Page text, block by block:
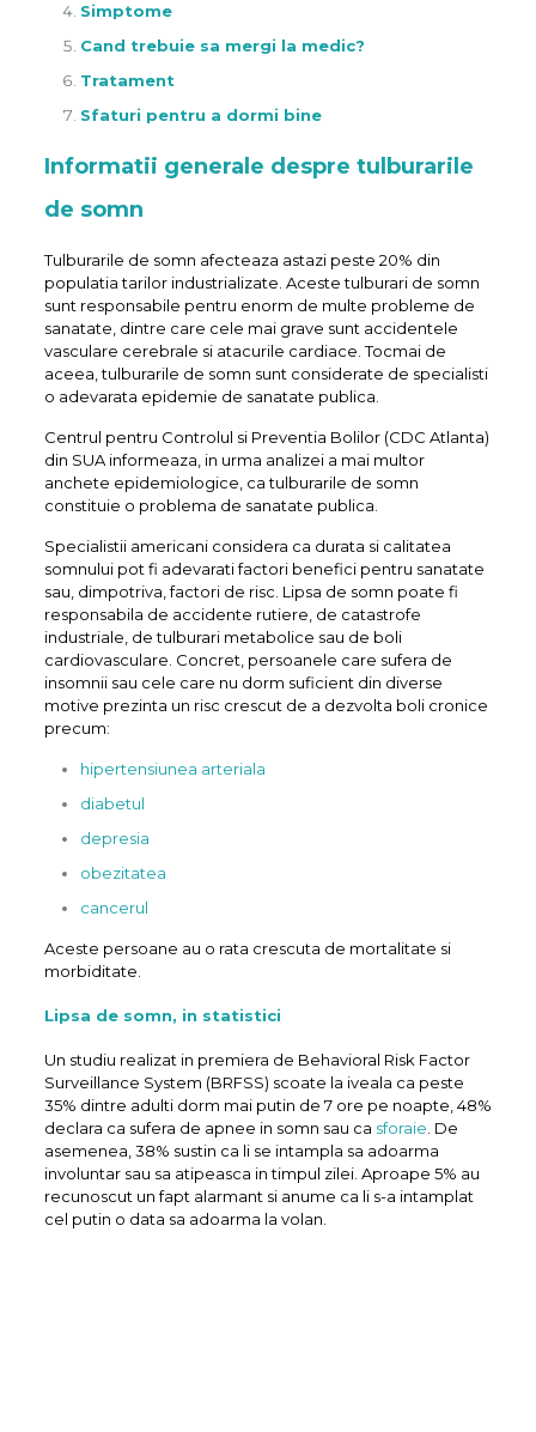
Simptome
Cand trebuie sa mergi la medic?
Tratament
Sfaturi pentru a dormi bine
Informatii generale despre tulburarile
de somn
Tulburarile de somn afecteaza astazi peste 20% din
populatia tarilor industrializate. Aceste tulburari de somn
sunt responsabile pentru enorm de multe probleme de
sanatate, dintre care cele mai grave sunt accidentele
vasculare cerebrale si atacurile cardiace. Tocmai de
aceea, tulburarile de somn sunt considerate de specialisti
o adevarata epidemie de sanatate publica.
Centrul pentru Controlul si Preventia Bolilor (CDC Atlanta)
din SUA informeaza, in urma analizei a mai multor
anchete epidemiologice, ca tulburarile de somn
constituie o problema de sanatate publica.
Specialistii americani considera ca durata si calitatea
somnului pot fi adevarati factori benefici pentru sanatate
sau, dimpotriva, factori de risc. Lipsa de somn poate fi
responsabila de accidente rutiere, de catastrofe
industriale, de tulburari metabolice sau de boli
cardiovasculare. Concret, persoanele care sufera de
insomnii sau cele care nu dorm suficient din diverse
motive prezinta un risc crescut de a dezvolta boli cronice
precum:
hipertensiunea arteriala
diabetul
depresia
obezitatea
cancerul
Aceste persoane au o rata crescuta de mortalitate si
morbiditate.
Lipsa de somn, in statistici
Un studiu realizat in premiera de Behavioral Risk Factor
Surveillance System (BRFSS) scoate la iveala ca peste
35% dintre adulti dorm mai putin de 7 ore pe noapte, 48%
declara ca sufera de apnee in somn sau ca sforaie . De
asemenea, 38% sustin ca li se intampla sa adoarma
involuntar sau sa atipeasca in timpul zilei. Aproape 5% au
recunoscut un fapt alarmant si anume ca li s-a intamplat
cel putin o data sa adoarma la volan.